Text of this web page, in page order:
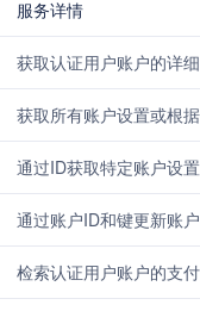
服务详情
获取认证用户账户的详
获取所有账户设置或根
通过ID获取特定账户设
通过账户ID和键更新账
检索认证用户账户的支